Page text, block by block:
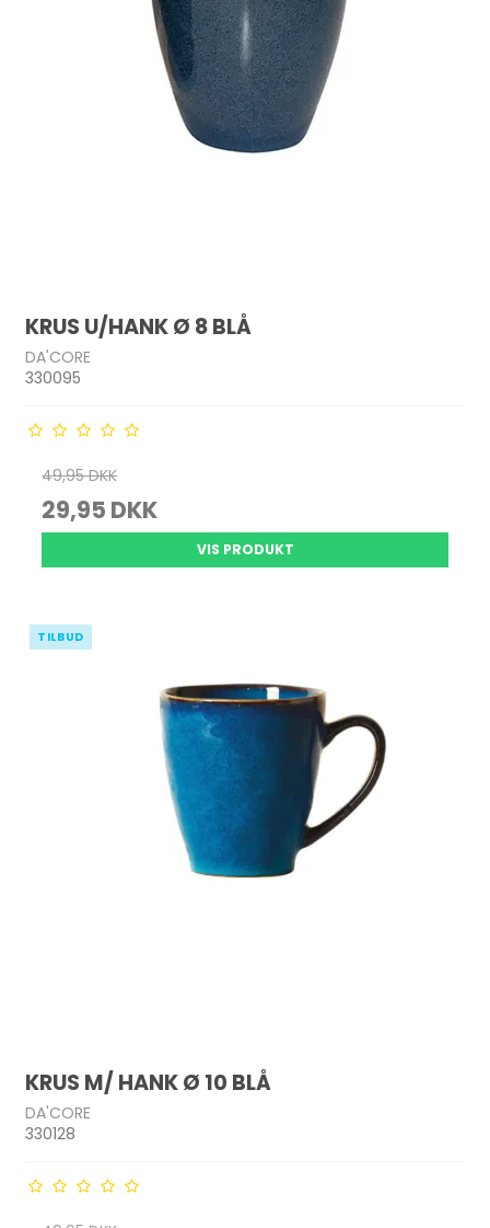
KRUS U/HANK Ø 8 BLÅ
DA'CORE
330095
49,95 DKK
29,95 DKK
VIS PRODUKT
TILBUD
KRUS M/ HANK Ø 10 BLÅ
DA'CORE
330128